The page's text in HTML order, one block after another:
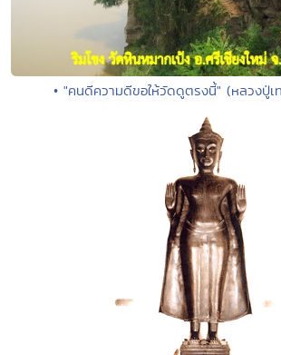
• "คนดีความดีขอให้วัดดูตรงนี้" (หลวงปู่เ